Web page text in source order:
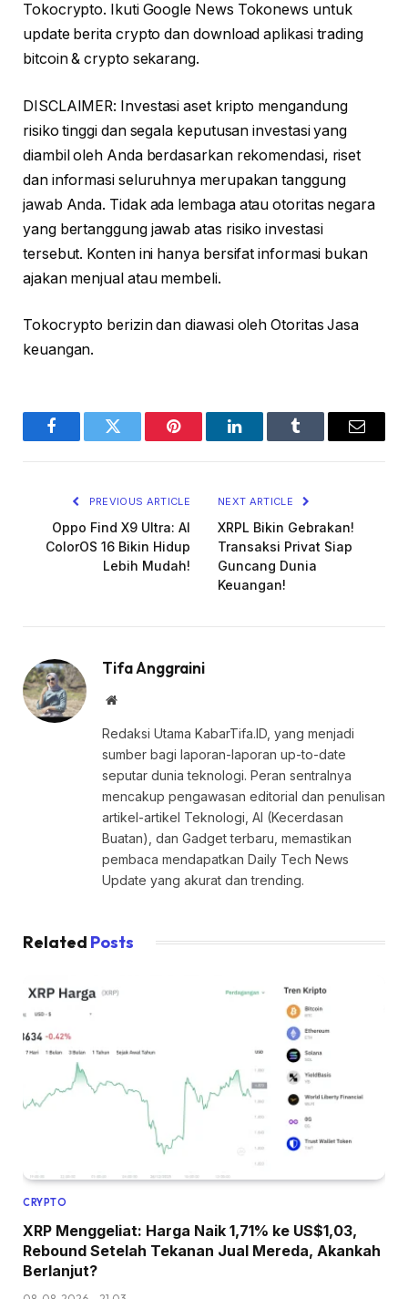
Tokocrypto. Ikuti Google News Tokonews untuk
update berita crypto dan download aplikasi trading
bitcoin & crypto sekarang.
DISCLAIMER: Investasi aset kripto mengandung
risiko tinggi dan segala keputusan investasi yang
diambil oleh Anda berdasarkan rekomendasi, riset
dan informasi seluruhnya merupakan tanggung
jawab Anda. Tidak ada lembaga atau otoritas negara
yang bertanggung jawab atas risiko investasi
tersebut. Konten ini hanya bersifat informasi bukan
ajakan menjual atau membeli.
Tokocrypto berizin dan diawasi oleh Otoritas Jasa
keuangan.
FacebookTwitter Pinterest LinkedInTumblr Email
PREVIOUS ARTICLE
Oppo Find X9 Ultra: AI
ColorOS 16 Bikin Hidup
Lebih Mudah!
NEXT ARTICLE
XRPL Bikin Gebrakan!
Transaksi Privat Siap
Guncang Dunia
Keuangan!
Tifa Anggraini
Website
Redaksi Utama KabarTifa.ID, yang menjadi
sumber bagi laporan-laporan up-to-date
seputar dunia teknologi. Peran sentralnya
mencakup pengawasan editorial dan penulisan
artikel-artikel Teknologi, AI (Kecerdasan
Buatan), dan Gadget terbaru, memastikan
pembaca mendapatkan Daily Tech News
Update yang akurat dan trending.
Related Posts
CRYPTO
XRP Menggeliat: Harga Naik 1,71% ke US$1,03,
Rebound Setelah Tekanan Jual Mereda, Akankah
Berlanjut?